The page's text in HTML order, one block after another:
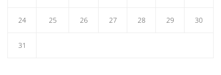
24 25 26 27 28 29 30
31